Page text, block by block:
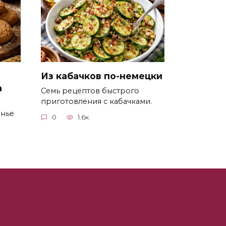
Из кабачков по-немецки
Семь рецептов быстрого
приготовления с кабачками.
0 1.6к.